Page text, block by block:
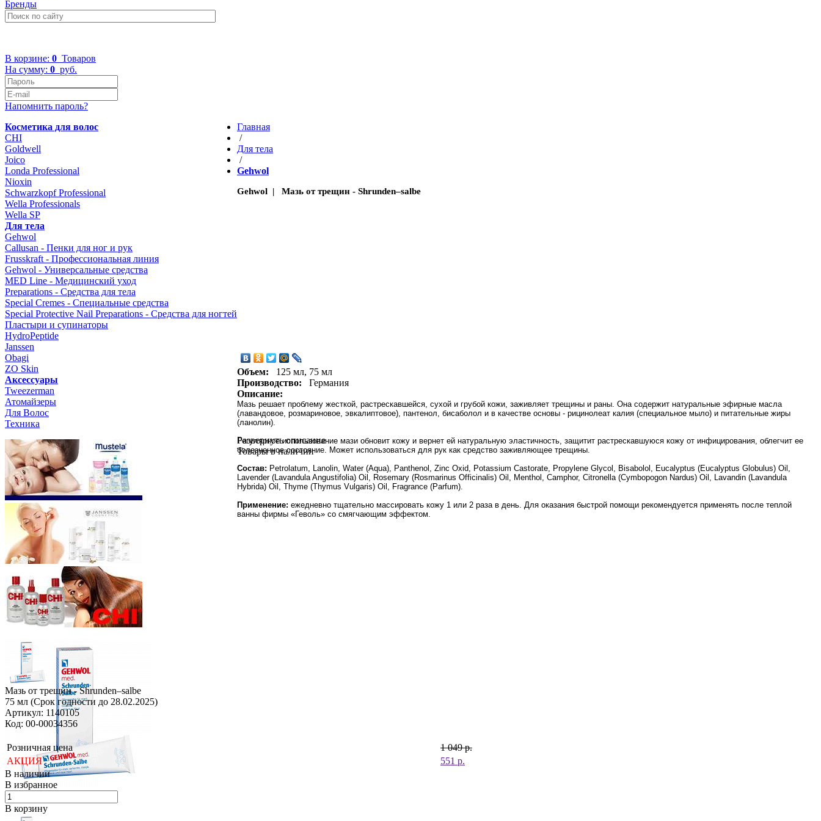
Бренды
В корзине: 0 Товаров
На сумму: 0 руб.
Напомнить пароль?
Косметика для волос
CHI
Goldwell
Joico
Londa Professional
Nioxin
Schwarzkopf Professional
Wella Professionals
Wella SP
Для тела
Gehwol
Callusan - Пенки для ног и рук
Frusskraft - Профессиональная линия
Gehwol - Универсальные средства
MED Line - Медицинский уход
Preparations - Средства для тела
Special Cremes - Специальные средства
Special Protective Nail Preparations - Средства для ногтей
Пластыри и супинаторы
HydroPeptide
Janssen
Obagi
ZO Skin
Aксессуары
Tweezerman
Атомайзеры
Для Волос
Техника
Главная
/
Для тела
/
Gehwol
Gehwol | Мазь от трещин - Shrunden–salbe
Объем:
125 мл, 75 мл
Производство:
Германия
Описание:
Мазь решает проблему жесткой, растрескавшейся, сухой и грубой кожи, заживляет трещины и раны. Она содержит натуральные эфирные масла
(лавандовое, розмариновое, эвкалиптовое), пантенол, бисаболол и в качестве основы - рицинолеат калия (специальное мыло) и питательные жиры
(ланолин).
Регулярное использование мази обновит кожу и вернет ей натуральную эластичность, защитит растрескавшуюся кожу от инфицирования, облегчит ее
болезненное состояние. Может использоваться для рук как средство заживляющее трещины.
Состав: Petrolatum, Lanolin, Water (Aqua), Panthenol, Zinc Oxid, Potassium Castorate, Propylene Glycol, Bisabolol, Eucalyptus (Eucalyptus Globulus) Oil,
Lavender (Lavandula Angustifolia) Oil, Rosemary (Rosmarinus Officinalis) Oil, Menthol, Camphor, Citronella (Cymbopogon Nardus) Oil, Lavandin (Lavandula
Hybrida) Oil, Thyme (Thymus Vulgaris) Oil, Fragrance (Parfum).
Применение: ежедневно тщательно массировать кожу 1 или 2 раза в день. Для оказания быстрой помощи рекомендуется применять после теплой
ванны фирмы «Геволь» со смягчающим эффектом.
Развернуть описание
Товары в наличии
Мазь от трещин - Shrunden–salbe
75 мл (Срок годности до 28.02.2025)
Артикул: 1140105
Код: 00-00034356
Розничная цена 1 049р.
АКЦИЯ
551 р.
В наличии
В избранное
В корзину